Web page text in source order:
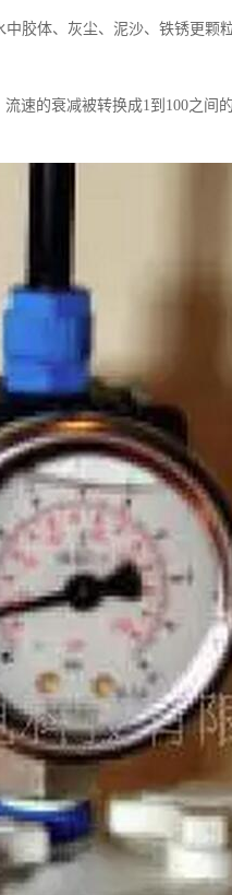
胶体、灰尘、泥沙、铁锈更颗
速的衰减被转换成1到100之间